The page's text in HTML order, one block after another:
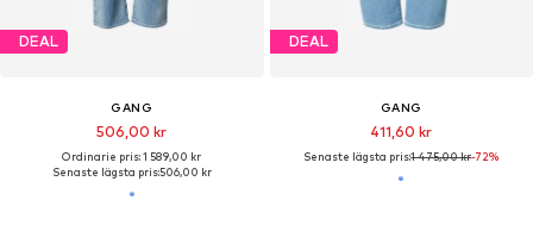
DEAL
GANG
506,00 kr
Ordinarie pris: 1 589,00 kr
Senaste lägsta pris:506,00 kr
DEAL
GANG
411,60 kr
Senaste lägsta pris:1 475,00 kr-72%